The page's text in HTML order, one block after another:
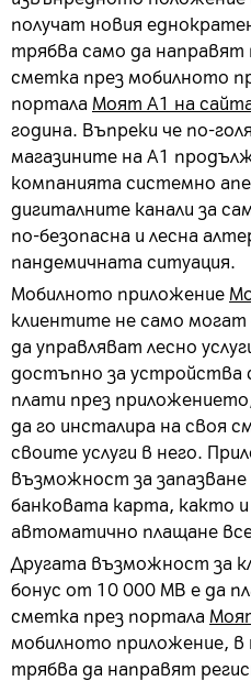
получат новия
трябва само да направят
сметка през мобилното
портала Моят А1 на
година. Въпреки че по-
магазините на А1
компанията системно
дигиталните канали за
по-безопасна и лесна
пандемичната ситуация.
Мобилното приложение
клиентите не само могат
да управляват лесно
достъпно за устройства
плати през
да го инсталира на своя
своите услуги в него.
възможност за
банковата карта, както и
автоматично плащане
Другата възможност за
бонус от 10 000 МВ е да
сметка през портала
мобилното приложение,
трябва да направят